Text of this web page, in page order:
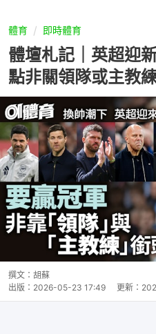
體育 即時體育
體壇札記｜英超迎
點非關領隊或主教
撰文： 胡蘇
出版： 2026-05-23 17:49 更新：